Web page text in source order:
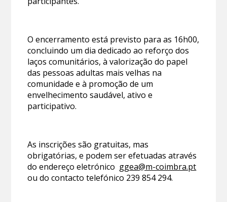
O encerramento está previsto para as 16h00,
concluindo um dia dedicado ao reforço dos
laços comunitários, à valorização do papel
das pessoas adultas mais velhas na
comunidade e à promoção de um
envelhecimento saudável, ativo e
participativo.
As inscrições são gratuitas, mas
obrigatórias, e podem ser efetuadas através
do endereço eletrónico ggea@m-coimbra.pt
ou do contacto telefónico 239 854 294.